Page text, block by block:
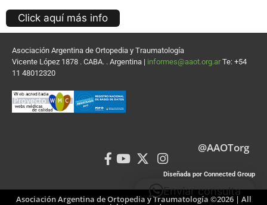
Click aquí más info
Asociación Argentina de Ortopedia y Traumatología
Vicente López 1878 . CABA. . Argentina | informes@aaot.org.ar Te: +54
11 48012320
@AAOTorg
Diseñada por Connected Group
Asociación Argentina de Ortopedia y Traumatología ©2026 | All
Enviar consulta